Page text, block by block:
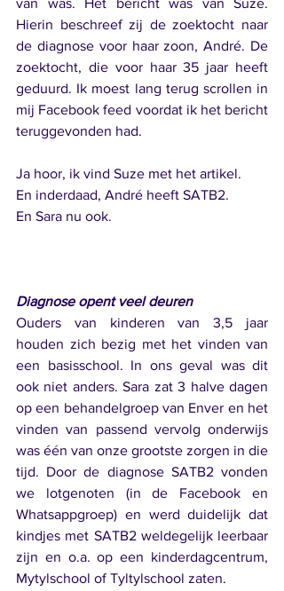
van was. Het bericht was van Suze.
Hierin beschreef zij de zoektocht naar
de diagnose voor haar zoon, André. De
zoektocht, die voor haar 35 jaar heeft
geduurd. Ik moest lang terug scrollen in
mij Facebook feed voordat ik het bericht
teruggevonden had.
Ja hoor, ik vind Suze met het artikel.
En inderdaad, André heeft SATB2.
En Sara nu ook.
Diagnose opent veel deuren
Ouders van kinderen van 3,5 jaar
houden zich bezig met het vinden van
een basisschool. In ons geval was dit
ook niet anders. Sara zat 3 halve dagen
op een behandelgroep van Enver en het
vinden van passend vervolg onderwijs
was één van onze grootste zorgen in die
tijd. Door de diagnose SATB2 vonden
we lotgenoten (in de Facebook en
Whatsappgroep) en werd duidelijk dat
kindjes met SATB2 weldegelijk leerbaar
zijn en o.a. op een kinderdagcentrum,
Mytylschool of Tyltylschool zaten.